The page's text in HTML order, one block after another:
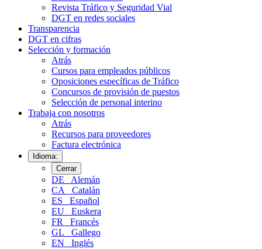
Revista Tráfico y Seguridad Vial
DGT en redes sociales
Transparencia
DGT en cifras
Selección y formación
Atrás
Cursos para empleados públicos
Oposiciones específicas de Tráfico
Concursos de provisión de puestos
Selección de personal interino
Trabaja con nosotros
Atrás
Recursos para proveedores
Factura electrónica
Idioma:
Cerrar
DE
Alemán
CA
Catalán
ES
Español
EU
Euskera
FR
Francés
GL
Gallego
EN
Inglés